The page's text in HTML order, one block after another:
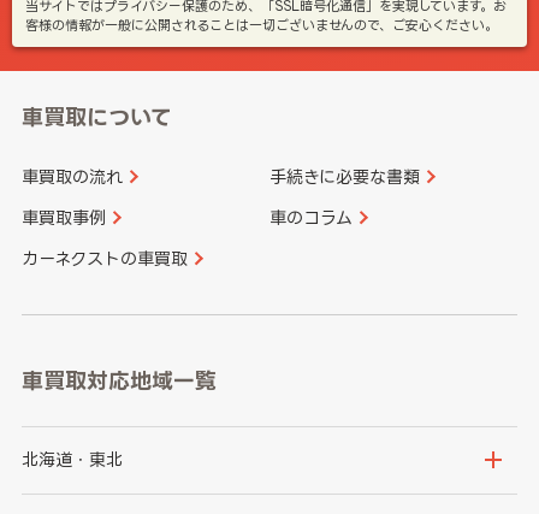
当サイトではプライバシー保護のため、「SSL暗号化通信」を実現しています。お
客様の情報が一般に公開されることは一切ございませんので、ご安心ください。
車買取について
車買取の流れ 手続きに必要な書類
車買取事例 車のコラム
カーネクストの車買取
車買取対応地域一覧
北海道・東北